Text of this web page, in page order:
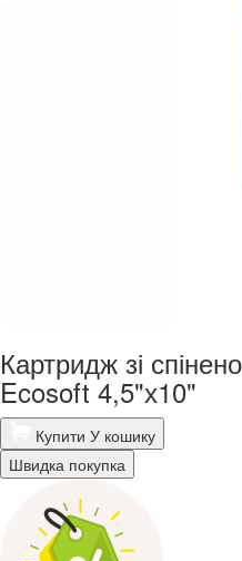
Картридж зі
Ecosoft 4,5"х10"
Купити У кошику
Швидка покупка